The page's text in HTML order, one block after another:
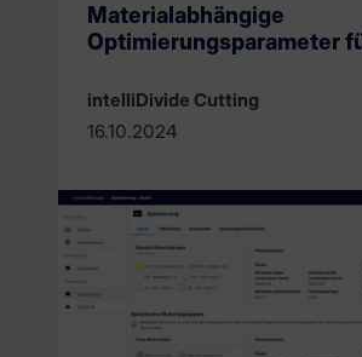
Materialabhängige
Optimierungsparameter
intelliDivide Cutting
16.10.2024